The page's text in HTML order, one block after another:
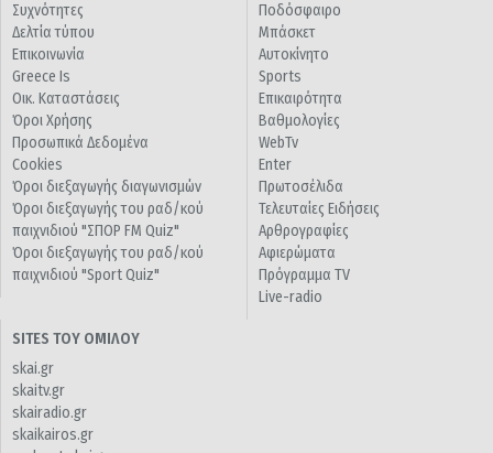
Συχνότητες
Δελτία τύπου
Επικοινωνία
Greece Is
Οικ. Καταστάσεις
Όροι Χρήσης
Προσωπικά Δεδομένα
Cookies
Όροι διεξαγωγής διαγωνισμών
Όροι διεξαγωγής του ραδ/κού
παιχνιδιού "ΣΠΟΡ FM Quiz"
Όροι διεξαγωγής του ραδ/κού
παιχνιδιού "Sport Quiz"
Ποδόσφαιρο
Μπάσκετ
Αυτοκίνητο
Sports
Επικαιρότητα
Βαθμολογίες
WebTv
Enter
Πρωτοσέλιδα
Τελευταίες Ειδήσεις
Αρθρογραφίες
Αφιερώματα
Πρόγραμμα TV
Live-radio
SITES ΤΟΥ ΟΜΙΛΟΥ
skai.gr
skaitv.gr
skairadio.gr
skaikairos.gr